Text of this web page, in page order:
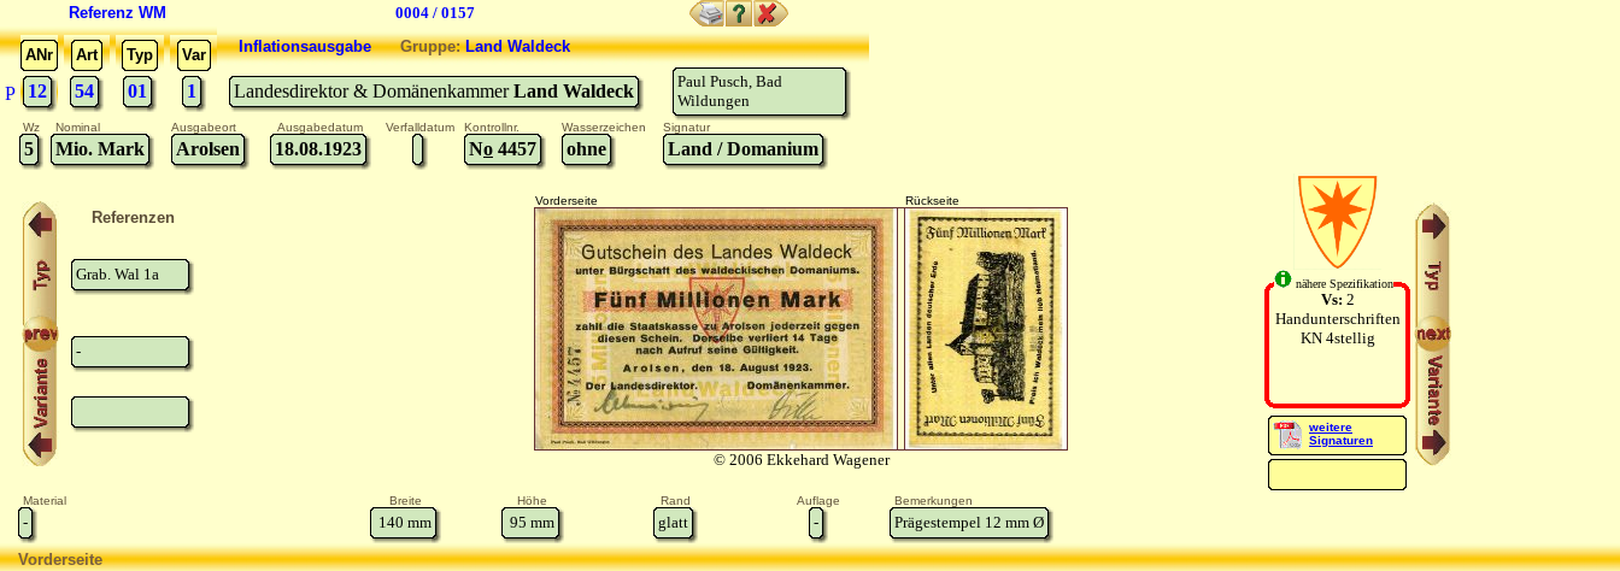
Referenz WM 0004 / 0157
ANr Art Typ Var
P 12 54 01 1
InflationsausgabeGruppe:Land Waldeck
Landesdirektor & DomänenkammerLand Waldeck
Paul Pusch, Bad
Wildungen
Wz Nominal Ausgabeort Ausgabedatum Verfalldatum Kontrollnr. Wasserzeichen Signatur
5 Mio. Mark Arolsen 18.08.1923 No 4457 ohne Land / Domanium
Referenzen
Grab. Wal 1a
-
Vorderseite Rückseite
© 2006 Ekkehard Wagener
nähere Spezifikation
Vs: 2
Handunterschriften
KN 4stellig
weitere
Signaturen
Material Breite Höhe Rand Auflage Bemerkungen
- 140 mm 95 mm glatt - Prägestempel 12 mm Ø
Vorderseite